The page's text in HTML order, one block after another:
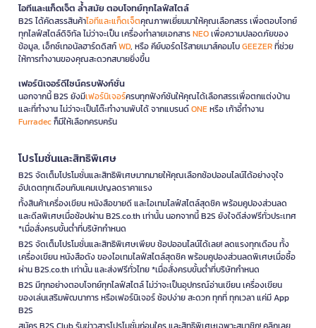
ไอทีและแก็ดเจ็ต ล้ำสมัย ตอบโจทย์ทุกไลฟ์สไตล์
B2S ได้คัดสรรสินค้าไอทีและแก็ดเจ็ตคุณภาพเยี่ยมมาให้คุณเลือกสรร เพื่อตอบโจทย์
ทุกไลฟ์สไตล์ดิจิทัล ไม่ว่าจะเป็น เครื่องทำลายเอกสารNEOเพื่อความปลอดภัยของ
ข้อมูล, เอ็กซ์เทอนัลฮาร์ดดิสก์WD, หรือ คีย์บอร์ดไร้สายเมาส์คอมโบGEEZERที่ช่วย
ให้การทำงานของคุณสะดวกสบายยิ่งขึ้น
เฟอร์นิเจอร์ดีไซน์ครบฟังก์ชั่น
นอกจากนี้ B2S ยังมีเฟอร์นิเจอร์ครบทุกฟังก์ชันให้คุณได้เลือกสรรเพื่อตกแต่งบ้าน
และที่ทำงาน ไม่ว่าจะเป็นโต๊ะทำงานพับได้ จากแบรนด์ONEหรือ เก้าอี้ทำงาน
Furradecก็มีให้เลือกครบครัน
โปรโมชั่นและสิทธิพิเศษ
B2S จัดเต็มโปรโมชั่นและสิทธิพิเศษมากมายให้คุณเลือกช้อปออนไลน์ได้อย่างจุใจ
อัปเดตทุกเดือนกับแคมเปญลดราคาแรง
ทั้งสินค้าเครื่องเขียน หนังสือขายดี และไอเทมไลฟ์สไตล์สุดชิค พร้อมคูปองส่วนลด
และดีลพิเศษเมื่อช้อปผ่าน B2S.co.th เท่านั้น นอกจากนี้ B2S ยังใจดีส่งฟรีทั่วประเทศ
*เมื่อสั่งครบขั้นต่ำที่บริษัทกำหนด
B2S จัดเต็มโปรโมชั่นและสิทธิพิเศษเพียบ ช้อปออนไลน์ได้เลย! ลดแรงทุกเดือน ทั้ง
เครื่องเขียน หนังสือดัง ของไอเทมไลฟ์สไตล์สุดชิค พร้อมคูปองส่วนลดพิเศษเมื่อซื้อ
ผ่าน B2S.co.th เท่านั้น และส่งฟรีทั่วไทย *เมื่อสั่งครบขั้นต่ำที่บริษัทกำหนด
B2S มีทุกอย่างตอบโจทย์ทุกไลฟ์สไตล์ ไม่ว่าจะเป็นอุปกรณ์อ่านเขียน เครื่องเขียน
ของเล่นเสริมพัฒนาการ หรือเฟอร์นิเจอร์ ช้อปง่าย สะดวก ทุกที่ ทุกเวลา แค่มี App
B2S